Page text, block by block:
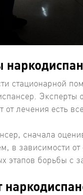
стационарной
Эксперты
от лечения есть
сначала
в зависимости
этапов борьбы с